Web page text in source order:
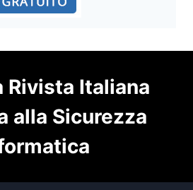
Rivista Italiana
alla Sicurezza